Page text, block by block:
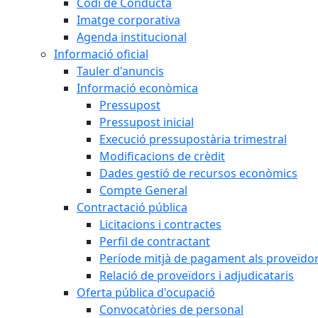
Imatge corporativa
Agenda institucional
Informació oficial
Tauler d'anuncis
Informació econòmica
Pressupost
Pressupost inicial
Execució pressupostària trimestral
Modificacions de crèdit
Dades gestió de recursos econòmics
Compte General
Contractació pública
Licitacions i contractes
Perfil de contractant
Període mitjà de pagament als
Relació de proveïdors i adjudicataris
Oferta pública d'ocupació
Convocatòries de personal